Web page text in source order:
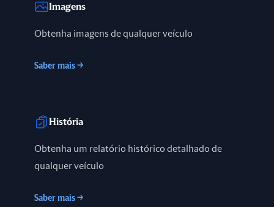
Imagens
Obtenha imagens de qualquer veículo
Saber mais →
História
Obtenha um relatório histórico detalhado de
qualquer veículo
Saber mais →